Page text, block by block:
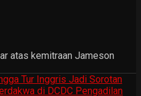
atas kemitraan Jameson